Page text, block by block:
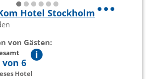
Hotel Stockholm
von Gästen:
von 6
Hotel